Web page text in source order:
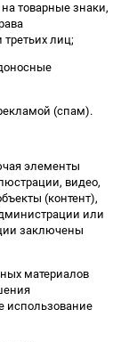
товарные знаки,
третьих лиц;
(спам).
элементы
видео,
(контент),
или
заключены
материалов
использование